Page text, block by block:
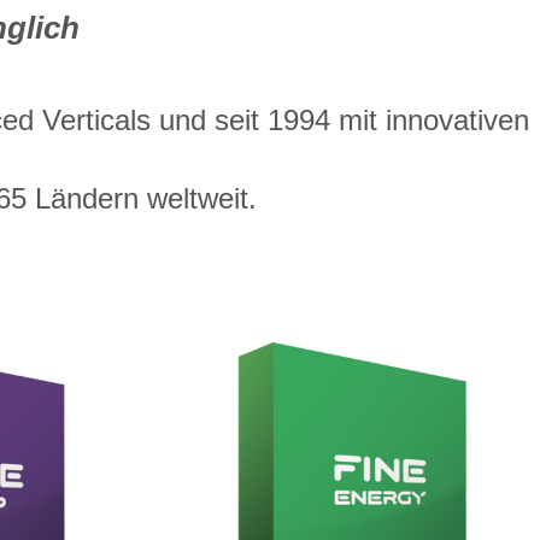
Verticals und seit 1994 mit innovativen
Ländern weltweit.